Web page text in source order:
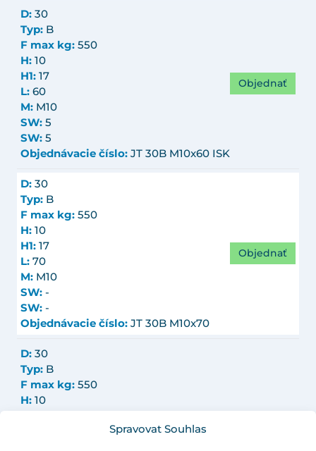
Spravovat Souhlas
D: 30
Typ: B
F max kg: 550
H: 10
H1: 17
L: 60
M: M10
SW: 5
SW: 5
Objednávacie číslo: JT 30B M10x60 ISK
Objednať
D: 30
Typ: B
F max kg: 550
H: 10
H1: 17
L: 70
M: M10
SW: -
SW: -
Objednávacie číslo: JT 30B M10x70
Objednať
D: 30
Typ: B
F max kg: 550
H: 10